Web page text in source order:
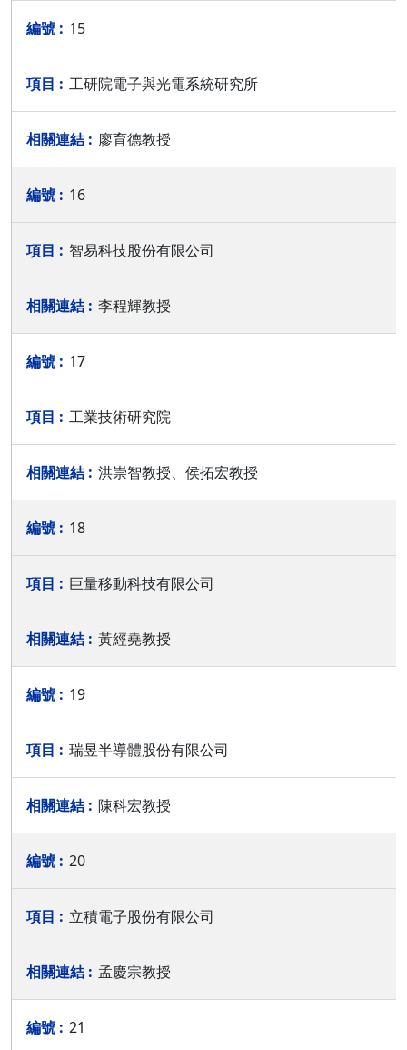
15
工研院電子與光電系統研究所
廖育德教授
16
智易科技股份有限公司
李程輝教授
17
工業技術研究院
洪崇智教授、侯拓宏教授
18
巨量移動科技有限公司
黃經堯教授
19
瑞昱半導體股份有限公司
陳科宏教授
20
立積電子股份有限公司
孟慶宗教授
21